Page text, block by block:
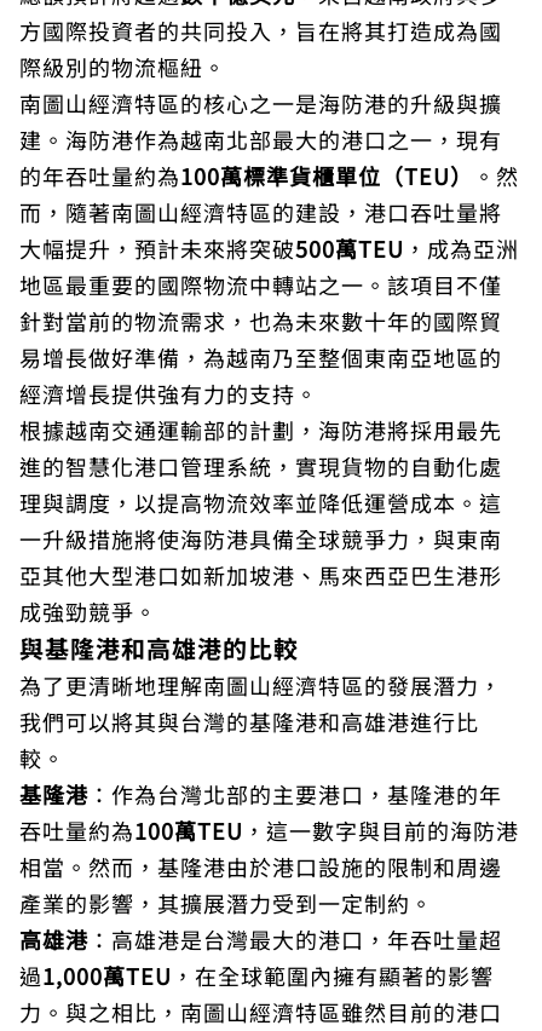
方國際投資者的共同投入，旨在將其打造成為國
際級別的物流樞紐。
南圖山經濟特區的核心之一是海防港的升級與擴
建。海防港作為越南北部最大的港口之一，現有
的年吞吐量約為100萬標準貨櫃單位（TEU）
。然
而，隨著南圖山經濟特區的建設，港口吞吐量將
大幅提升，預計未來將突破500萬TEU ，成為亞洲
地區最重要的國際物流中轉站之一。該項目不僅
針對當前的物流需求，也為未來數十年的國際貿
易增長做好準備，為越南乃至整個東南亞地區的
經濟增長提供強有力的支持。
根據越南交通運輸部的計劃，海防港將採用最先
進的智慧化港口管理系統，實現貨物的自動化處
理與調度，以提高物流效率並降低運營成本。這
一升級措施將使海防港具備全球競爭力，與東南
亞其他大型港口如新加坡港、馬來西亞巴生港形
成強勁競爭。
與基隆港和高雄港的比較
為了更清晰地理解南圖山經濟特區的發展潛力，
我們可以將其與台灣的基隆港和高雄港進行比
較。
基隆港 ：作為台灣北部的主要港口，基隆港的年
吞吐量約為100萬TEU ，這一數字與目前的海防港
相當。然而，基隆港由於港口設施的限制和周邊
產業的影響，其擴展潛力受到一定制約。
高雄港 ：高雄港是台灣最大的港口，年吞吐量超
過1,000萬TEU ，在全球範圍內擁有顯著的影響
力。與之相比，南圖山經濟特區雖然目前的港口